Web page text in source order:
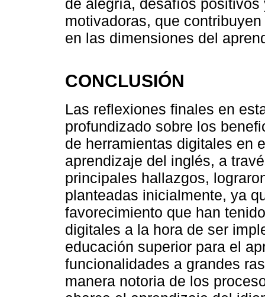
de alegría, desafíos
motivadoras, que
en las dimensiones del
CONCLUSIÓN
Las reflexiones finales en
profundizado sobre los
de herramientas digitales en
aprendizaje del inglés, a
principales hallazgos,
planteadas inicialmente, ya
favorecimiento que han
digitales a la hora de ser
educación superior para el
funcionalidades a grandes
manera notoria de los